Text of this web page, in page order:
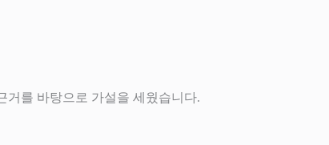
거를 바탕으로 가설을 세웠습니다.